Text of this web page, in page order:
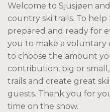
Welcome to Sjusjøen
country ski trails. To help
prepared and ready for
you to make a voluntary
to choose the amount
contribution, big or
trails and create great
guests. Thank you for
time on the snow.